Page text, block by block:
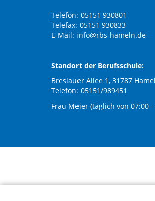
Telefon: 05151 930801
Telefax: 05151 930833
E-Mail: info@rbs-hameln.de
Standort der Berufsschule:
Breslauer Allee 1, 31787
Telefon: 05151/989451
Frau Meier (täglich von 07:00